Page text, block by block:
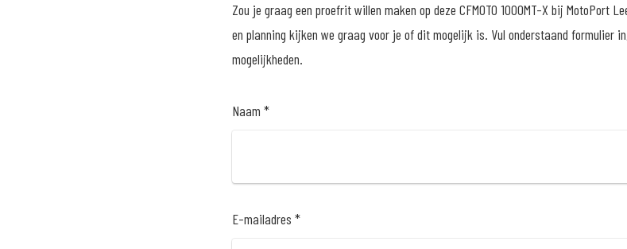
Zou je graag een proefrit willen maken op deze CFMOTO 1000MT-X bij MotoPort
en planning kijken we graag voor je of dit mogelijk is. Vul onderstaand formulier
mogelijkheden.
Naam *
E-mailadres *